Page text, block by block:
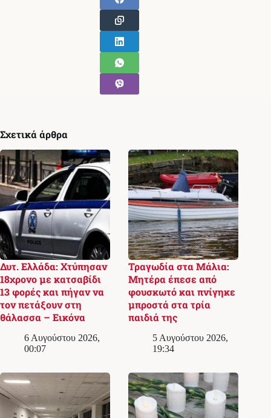
Σχετικά άρθρα
Δυτ. Ελλάδα: Χτύπησαν
18χρονο με κατσαβίδι
13 φορές και πήγαν να
τον πετάξουν στη
θάλασσα – Εικόνα
6 Αυγούστου 2026,
00:07
Τραγωδία στα Μάλια:
Μητέρα έπεσε από
φουσκωτό και πνίγηκε
μπροστά στα τρία
παιδιά της
5 Αυγούστου 2026,
19:34